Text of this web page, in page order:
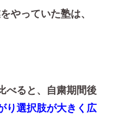
やっていた塾は、
べると、自粛期間後
り選択肢が大きく広